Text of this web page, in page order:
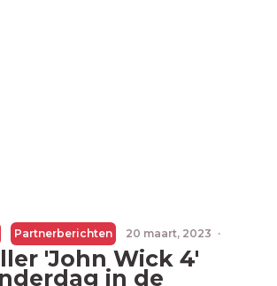
Partnerberichten 20 maart, 2023 ·
'John Wick 4'
in de